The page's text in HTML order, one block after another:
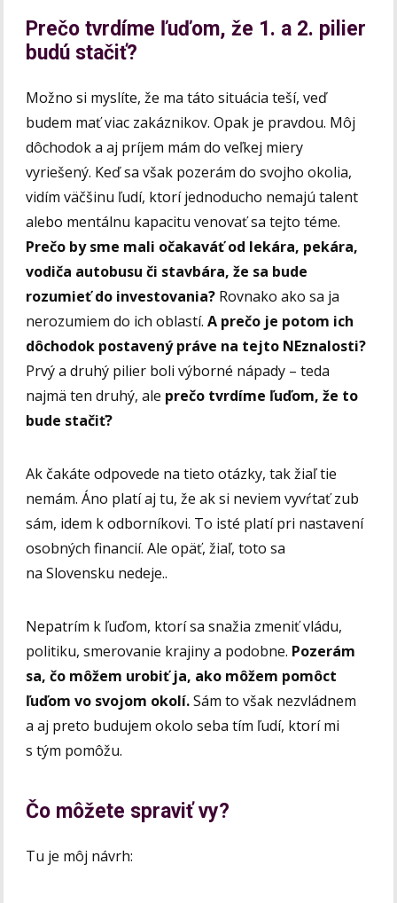
Prečo tvrdíme ľuďom, že 1. a 2. pilier
budú stačiť?
Možno si myslíte, že ma táto situácia teší, veď
budem mať viac zakáznikov. Opak je pravdou. Môj
dôchodok a aj príjem mám do veľkej miery
vyriešený. Keď sa však pozerám do svojho okolia,
vidím väčšinu ľudí, ktorí jednoducho nemajú talent
alebo mentálnu kapacitu venovať sa tejto téme.
Prečo by sme mali očakaváť od lekára, pekára,
vodiča autobusu či stavbára, že sa bude
rozumieť do investovania? Rovnako ako sa ja
nerozumiem do ich oblastí.A prečo je potom ich
dôchodok postavený práve na tejto NEznalosti?
Prvý a druhý pilier boli výborné nápady – teda
najmä ten druhý, ale prečo tvrdíme ľuďom, že to
bude stačiť?
Ak čakáte odpovede na tieto otázky, tak žiaľ tie
nemám. Áno platí aj tu, že ak si neviem vyvŕtať zub
sám, idem k odborníkovi. To isté platí pri nastavení
osobných financií. Ale opäť, žiaľ, toto sa
na Slovensku nedeje..
Nepatrím k ľuďom, ktorí sa snažia zmeniť vládu,
politiku, smerovanie krajiny a podobne. Pozerám
sa, čo môžem urobiť ja, ako môžem pomôct
ľuďom vo svojom okolí.Sám to však nezvládnem
a aj preto budujem okolo seba tím ľudí, ktorí mi
s tým pomôžu.
Čo môžete spraviť vy?
Tu je môj návrh: